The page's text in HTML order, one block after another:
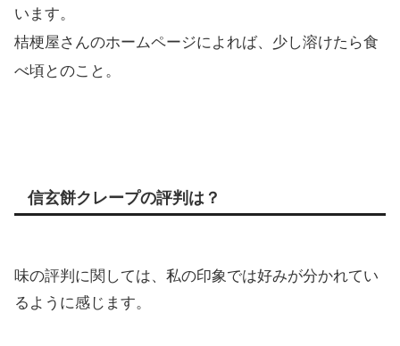
います。
桔梗屋さんのホームページによれば、少し溶けたら食
べ頃とのこと。
信玄餅クレープの評判は？
味の評判に関しては、私の印象では好みが分かれてい
るように感じます。